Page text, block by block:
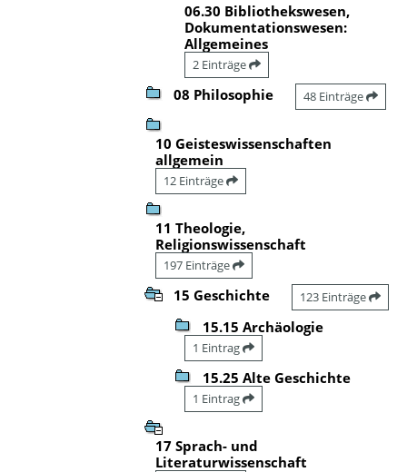
06.30 Bibliothekswesen,
Dokumentationswesen:
Allgemeines
2 Einträge
08 Philosophie 48 Einträge
10 Geisteswissenschaften
allgemein
12 Einträge
11 Theologie,
Religionswissenschaft
197 Einträge
15 Geschichte 123 Einträge
15.15 Archäologie
1 Eintrag
15.25 Alte Geschichte
1 Eintrag
17 Sprach- und
Literaturwissenschaft